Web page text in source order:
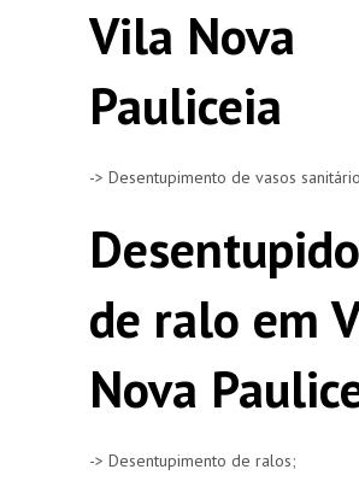
Vila Nova
Pauliceia
-> Desentupimento de vasos
de ralo em
Nova
-> Desentupimento de ralos;